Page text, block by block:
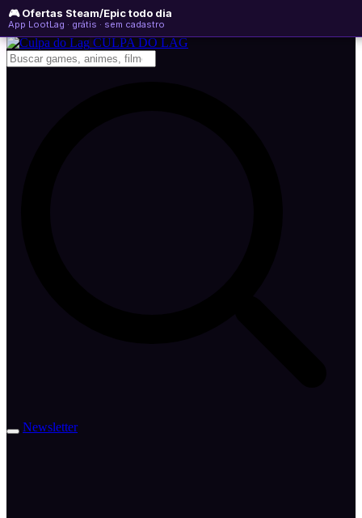
🎮 Ofertas Steam/Epic todo dia
App LootLag · grátis · sem cadastro
sexta-feira, 07 de agosto de 2026
Newsletter
CULPA DO LAG
Newsletter